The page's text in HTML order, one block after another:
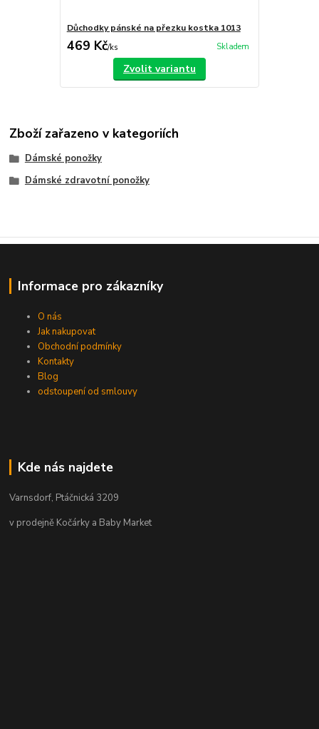
Důchodky pánské na přezku kostka 1013
469 Kč/ks Skladem
Zvolit variantu
Zboží zařazeno v kategoriích
Dámské ponožky
Dámské zdravotní ponožky
Informace pro zákazníky
O nás
Jak nakupovat
Obchodní podmínky
Kontakty
Blog
odstoupení od smlouvy
Kde nás najdete
Varnsdorf, Ptáčnická 3209
v prodejně Kočárky a Baby Market